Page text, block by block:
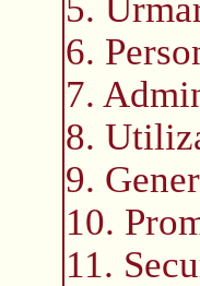
5.
6.
7.
8.
9.
10.
11.